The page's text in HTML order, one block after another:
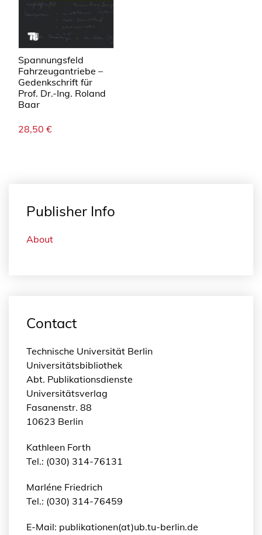
Spannungsfeld
Fahrzeugantriebe –
Gedenkschrift für
Prof. Dr.-Ing. Roland
Baar
28,50 €
Publisher Info
About
Contact
Technische Universität Berlin
Universitätsbibliothek
Abt. Publikationsdienste
Universitätsverlag
Fasanenstr. 88
10623 Berlin
Kathleen Forth
Tel.: (030) 314-76131
Marléne Friedrich
Tel.: (030) 314-76459
E-Mail: publikationen(at)ub.tu-berlin.de